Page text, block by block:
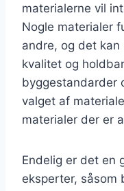
materialerne vil
Nogle materialer
andre, og det kan
kvalitet og
byggestandarder
valget af
materialer der er
Endelig er det en
eksperter, såsom